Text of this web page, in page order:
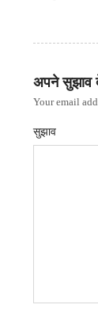
अपने सुझाव
Your email
सुझाव